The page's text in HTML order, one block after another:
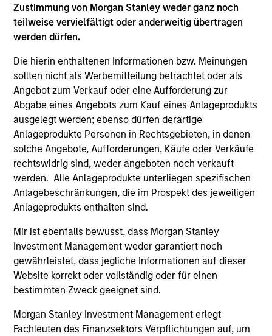
Zustimmung von Morgan Stanley weder ganz noch
teilweise vervielfältigt oder anderweitig übertragen
werden dürfen.
Die hierin enthaltenen Informationen bzw. Meinungen
sollten nicht als Werbemitteilung betrachtet oder als
Angebot zum Verkauf oder eine Aufforderung zur
Abgabe eines Angebots zum Kauf eines Anlageprodukts
ausgelegt werden; ebenso dürfen derartige
Anlageprodukte Personen in Rechtsgebieten, in denen
solche Angebote, Aufforderungen, Käufe oder Verkäufe
rechtswidrig sind, weder angeboten noch verkauft
werden. Alle Anlageprodukte unterliegen spezifischen
Anlagebeschränkungen, die im Prospekt des jeweiligen
Anlageprodukts enthalten sind.
Mir ist ebenfalls bewusst, dass Morgan Stanley
Investment Management weder garantiert noch
gewährleistet, dass jegliche Informationen auf dieser
Website korrekt oder vollständig oder für einen
bestimmten Zweck geeignet sind.
Morgan Stanley Investment Management erlegt
Fachleuten des Finanzsektors Verpflichtungen auf, um
1
A FLEXIBLE APPROACH THAT ADAPTS TO
CHANGING MARKETS
Identifying changes in key market drivers is designed to
help the team capture leadership changes across value,
growth, and quality styles within a long-only core equity
portfolio.
2
TWO SOURCES OF POTENTIAL EXCESS
RETURN
The process combines 1) Style Positioning and 2)
Fundamental analysis, affording investors two distinct
sources of excess return.
3